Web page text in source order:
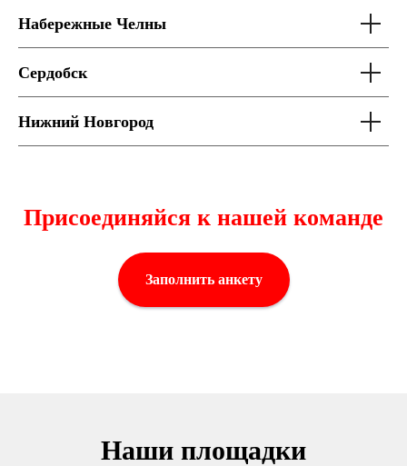
Набережные Челны
Сердобск
Нижний Новгород
Присоединяйся к нашей команде
Заполнить анкету
Наши площадки